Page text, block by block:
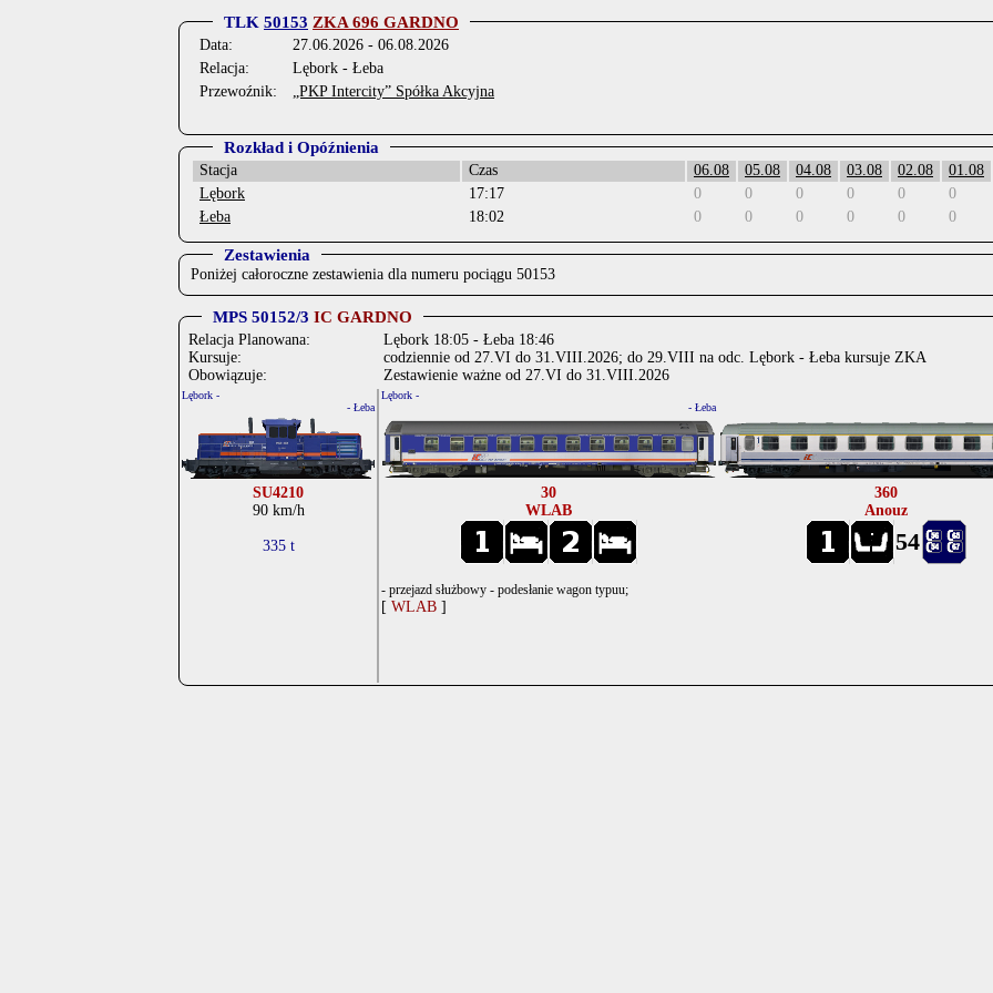
TLK 50153 ZKA 696 GARDNO
Data:
27.06.2026 - 06.08.2026
Relacja:
Lębork - Łeba
Przewoźnik:
„PKP Intercity” Spółka Akcyjna
Rozkład i Opóźnienia
Stacja Czas 06.08 05.08 04.08 03.08 02.08 01.08
Lębork
17:17 0 0 0 0 0 0
Łeba
18:02 0 0 0 0 0 0
Zestawienia
Poniżej całoroczne zestawienia dla numeru pociągu 50153
MPS 50152/3 IC GARDNO
Relacja Planowana:
Kursuje:
Obowiązuje:
Lębork 18:05 - Łeba 18:46
codziennie od 27.VI do 31.VIII.2026; do 29.VIII na odc. Lębork - Łeba kursuje ZKA
Zestawienie ważne od 27.VI do 31.VIII.2026
Lębork -
- Łeba
SU4210
90 km/h
335 t
Lębork -
- Łeba
30
WLAB
- przejazd służbowy - podesłanie wagon typuu;
[ WLAB ]
360
Anouz
54